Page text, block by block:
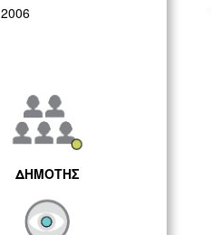
2006
ΔΗΜΟΤΗΣ